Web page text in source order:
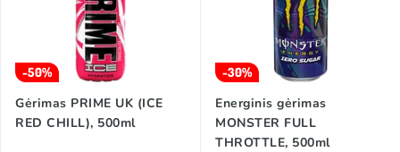
-50%
Gėrimas PRIME UK (ICE
RED CHILL), 500ml
-30%
Energinis gėrimas
MONSTER FULL
THROTTLE, 500ml